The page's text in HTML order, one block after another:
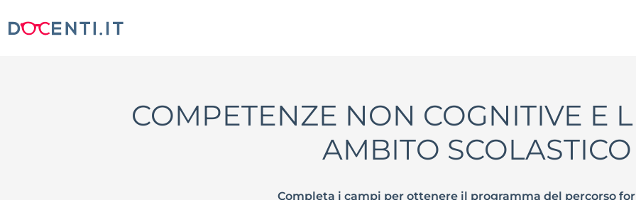
COMPETENZE NON COGNITIVE E
AMBITO SCOLASTICO
Completa i campi per ottenere il programma del percorso